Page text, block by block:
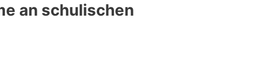
an schulischen